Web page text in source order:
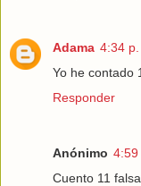
Adama 4:34 p.
Yo he contado
Responder
Anónimo 4:59
Cuento 11